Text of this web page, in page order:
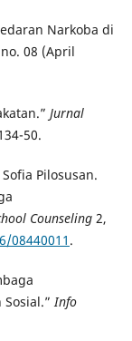
Narkoba di
08 (April
Jurnal
50.
Pilosusan.
Counseling2,
08440011 .
Info